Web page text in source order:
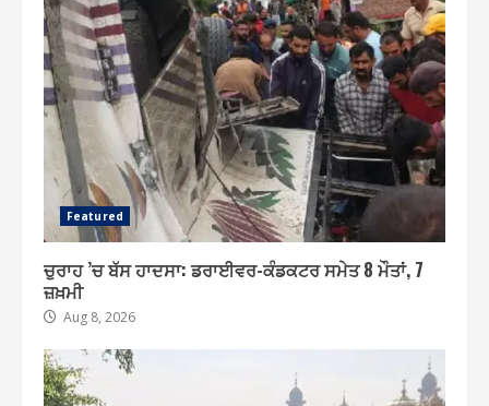
Featured
ਚੁਰਾਹ ’ਚ ਬੱਸ ਹਾਦਸਾ: ਡਰਾਈਵਰ-ਕੰਡਕਟਰ ਸਮੇਤ 8 ਮੌਤਾਂ, 7
ਜ਼ਖ਼ਮੀ
Aug 8, 2026